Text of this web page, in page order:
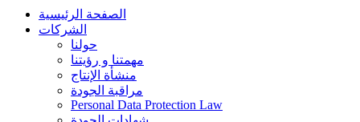
الصفحة الرئيسية
الشركات
حولنا
مهمتنا و رؤيتنا
منشأة الإنتاج
مراقبة الجودة
Personal Data Protection Law